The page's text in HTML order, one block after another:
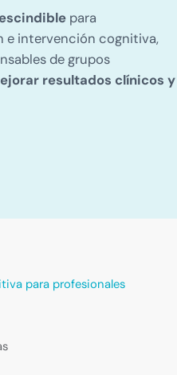
para
e intervención cognitiva,
de grupos
resultados clínicos y
para profesionales